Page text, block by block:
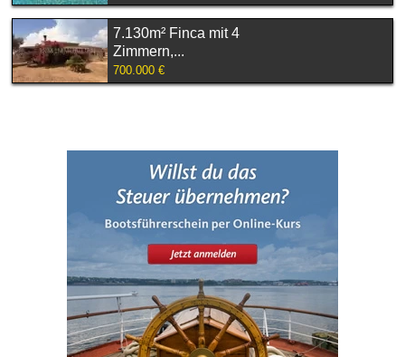
7.130m² Finca mit 4
Zimmern,...
700.000 €